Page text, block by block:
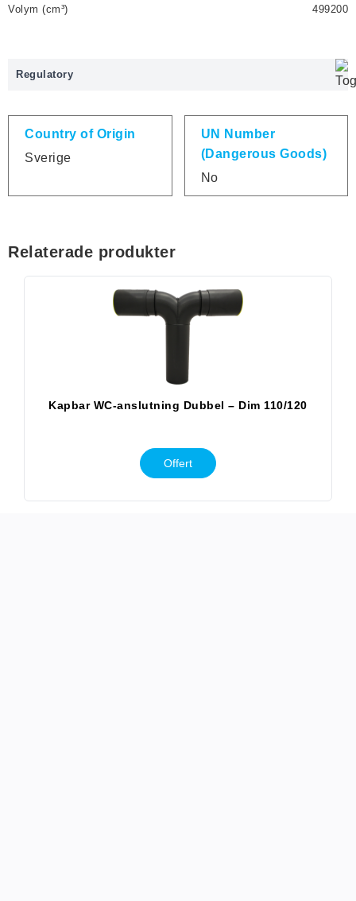
Volym (cm³) 499200
Regulatory
Country of Origin
Sverige
UN Number
(Dangerous Goods)
No
Relaterade produkter
Kapbar WC-anslutning Dubbel – Dim 110/120
Offert